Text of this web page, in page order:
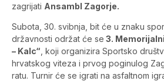
zagrijati Ansambl Zagorje.
Subota, 30. svibnja, bit će u znaku
državnosti održat će se 3.
– Kalc“ , koji organizira Sportsko
hrvatskog viteza i prvog poginulog
ratu. Turnir će se igrati na asfaltnom